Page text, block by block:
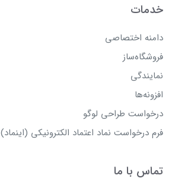
خدمات
دامنه اختصاصی
فروشگاه‌ساز
نمایندگی
افزونه‌ها
درخواست طراحی لوگو
فرم درخواست نماد اعتماد الکترونیکی (اینماد)
تماس با ما